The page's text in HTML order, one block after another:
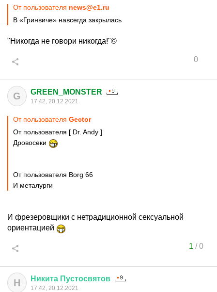
От пользователя news@e1.ru
В «Гринвиче» навсегда закрылась
"Никогда не говори никогда!"©
0
G GREEN_MONSTER
17:42, 20.12.2021
От пользователя Gector
От пользователя [ Dr. Andy ]
Дровосеки
От пользователя Borg 66
И металурги
И фрезеровщики с нетрадиционной сексуальной
ориентацией
1 /0
Н Никита Пустосвятов
17:42, 20.12.2021